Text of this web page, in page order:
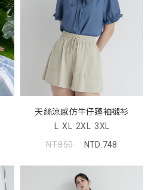
天絲涼感仿牛仔蓬袖襯衫
L XL 2XL 3XL
NT.850
NTD.748